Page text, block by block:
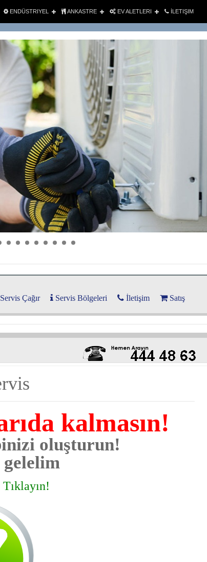
ENDÜSTRIYEL ANKASTRE EV ALETLERI İLETIŞIM
Servis Çağır Servis Bölgeleri İletişim Satış
kalmasın!
oluşturun!